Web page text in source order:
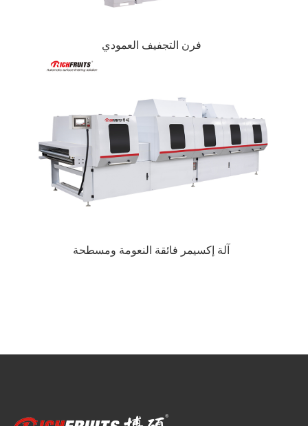
فرن التجفيف العمودي
آلة إكسيمر فائقة النعومة ومسطحة